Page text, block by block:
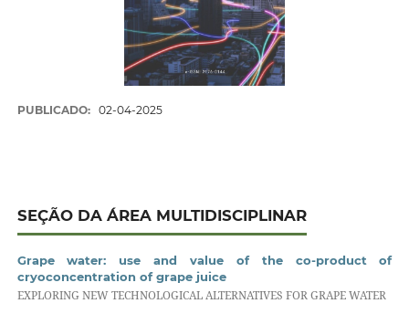
PUBLICADO: 02-04-2025
SEÇÃO DA ÁREA MULTIDISCIPLINAR
Grape water: use and value of the co-product of
cryoconcentration of grape juice
EXPLORING NEW TECHNOLOGICAL ALTERNATIVES FOR GRAPE WATER